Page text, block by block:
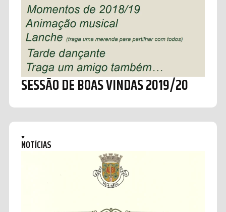
SESSÃO DE BOAS VINDAS 2019/20
NOTÍCIAS